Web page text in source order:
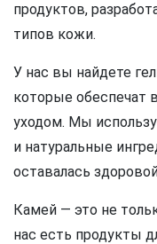
продуктов,
типов кожи.
У нас вы найдете
которые обеспечат
уходом. Мы
и натуральные
оставалась
Камей — это не
нас есть продукты